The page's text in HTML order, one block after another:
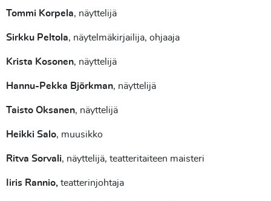
Tommi Korpela, näyttelijä
Sirkku Peltola, näytelmäkirjailija, ohjaaja
Krista Kosonen, näyttelijä
Hannu-Pekka Björkman, näyttelijä
Taisto Oksanen, näyttelijä
Heikki Salo, muusikko
Ritva Sorvali, näyttelijä, teatteritaiteen maisteri
Iiris Rannio, teatterinjohtaja